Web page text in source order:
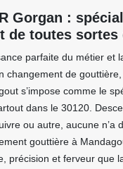
Gorgan :
de toutes
parfaite du métier et
changement de
s’impose comme le
dans le 30120.
ou autre, aucune n’a
gouttière à
précision et ferveur que